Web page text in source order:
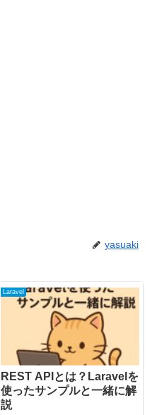
yasuaki
Laravel
REST APIとは？Laravelを
使ったサンプルと一緒に解
説